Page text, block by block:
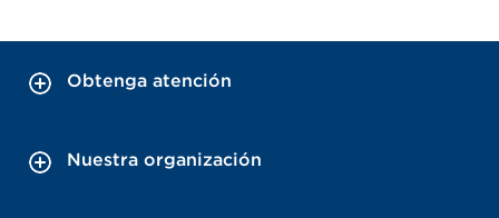
Obtenga atención
Nuestra organización